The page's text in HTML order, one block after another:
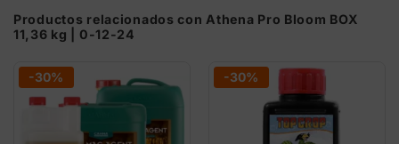
Productos relacionados con Athena Pro Bloom BOX
11,36 kg | 0-12-24
-30% -30%